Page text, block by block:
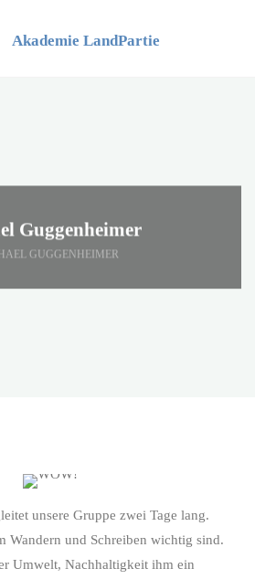
Akademie LandPartie
Guggenheimer
GUGGENHEIMER
unsere Gruppe zwei Tage lang.
Wandern und Schreiben wichtig sind.
Umwelt, Nachhaltigkeit ihm ein